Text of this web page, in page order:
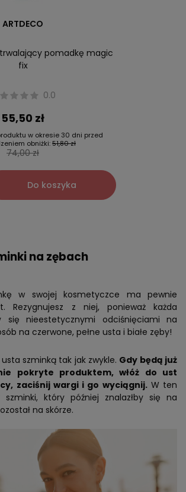
ARTDECO
pomadkę magic
fix
0.0
55,50 zł
w okresie 30 dni przed
obniżki:51,80 zł
74,00 zł
Do koszyka
na zębach
w swojej kosmetyczce ma pewnie
Rezygnujesz z niej, ponieważ każda
się nieestetycznymi odciśnięciami na
na czerwone, pełne usta i białe zęby!
szminką tak jak zwykle. Gdy będą już
pokryte produktem, włóż do ust
zaciśnij wargi i go wyciągnij.W ten
szminki, który później znalazłby się na
na skórze.